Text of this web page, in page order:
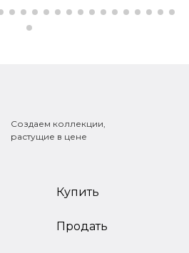
Создаем коллекции,
растущие в цене
Купить
Продать